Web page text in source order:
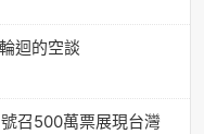
迴的空談
召500萬票展現台灣